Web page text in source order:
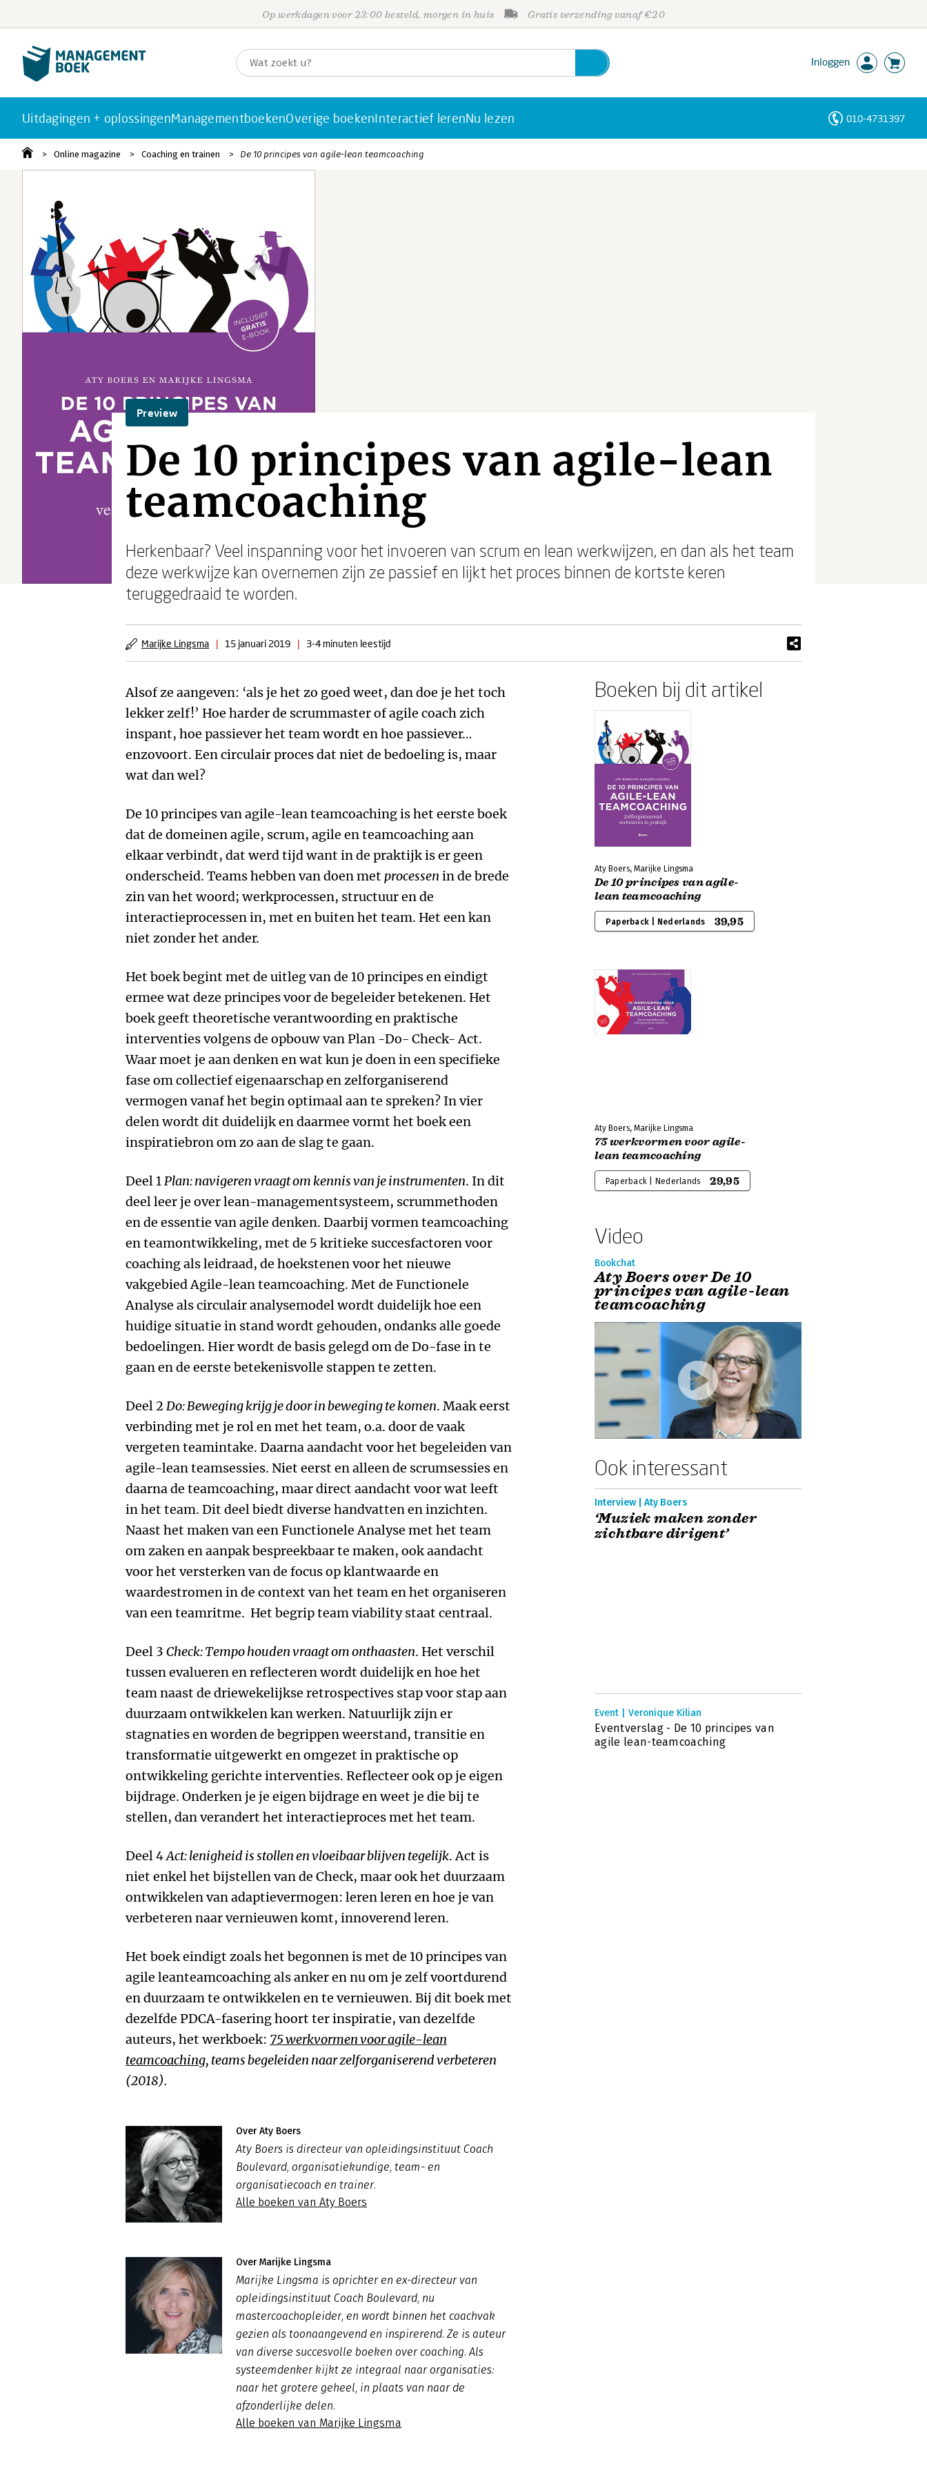
Op werkdagen voor 23:00 besteld, morgen in huis Gratis verzending vanaf €20
Inloggen
Uitdagingen + oplossingenManagementboekenOverige boekenInteractief lerenNu lezen 010-4731397
Online magazine Coaching en trainen De 10 principes van agile-lean teamcoaching
Preview
De 10 principes van agile-lean
teamcoaching
Herkenbaar? Veel inspanning voor het invoeren van scrum en lean werkwijzen, en dan als het team
deze werkwijze kan overnemen zijn ze passief en lijkt het proces binnen de kortste keren
teruggedraaid te worden.
Marijke Lingsma | 15 januari 2019 | 3-4 minuten leestijd
Alsof ze aangeven: ‘als je het zo goed weet, dan doe je het toch
lekker zelf!’ Hoe harder de scrummaster of agile coach zich
inspant, hoe passiever het team wordt en hoe passiever…
enzovoort. Een circulair proces dat niet de bedoeling is, maar
wat dan wel?
De 10 principes van agile-lean teamcoaching is het eerste boek
dat de domeinen agile, scrum, agile en teamcoaching aan
elkaar verbindt, dat werd tijd want in de praktijk is er geen
onderscheid. Teams hebben van doen met processen in de brede
zin van het woord; werkprocessen, structuur en de
interactieprocessen in, met en buiten het team. Het een kan
niet zonder het ander.
Het boek begint met de uitleg van de 10 principes en eindigt
ermee wat deze principes voor de begeleider betekenen. Het
boek geeft theoretische verantwoording en praktische
interventies volgens de opbouw van Plan -Do- Check- Act.
Waar moet je aan denken en wat kun je doen in een specifieke
fase om collectief eigenaarschap en zelforganiserend
vermogen vanaf het begin optimaal aan te spreken? In vier
delen wordt dit duidelijk en daarmee vormt het boek een
inspiratiebron om zo aan de slag te gaan.
Deel 1Plan: navigeren vraagt om kennis van je instrumenten. In dit
deel leer je over lean-managementsysteem, scrummethoden
en de essentie van agile denken. Daarbij vormen teamcoaching
en teamontwikkeling, met de 5 kritieke succesfactoren voor
coaching als leidraad, de hoekstenen voor het nieuwe
vakgebied Agile-lean teamcoaching. Met de Functionele
Analyse als circulair analysemodel wordt duidelijk hoe een
huidige situatie in stand wordt gehouden, ondanks alle goede
bedoelingen. Hier wordt de basis gelegd om de Do-fase in te
gaan en de eerste betekenisvolle stappen te zetten.
Deel 2 Do: Beweging krijg je door in beweging te komen. Maak eerst
verbinding met je rol en met het team, o.a. door de vaak
vergeten teamintake. Daarna aandacht voor het begeleiden van
agile-lean teamsessies. Niet eerst en alleen de scrumsessies en
daarna de teamcoaching, maar direct aandacht voor wat leeft
in het team. Dit deel biedt diverse handvatten en inzichten.
Naast het maken van een Functionele Analyse met het team
om zaken en aanpak bespreekbaar te maken, ook aandacht
voor het versterken van de focus op klantwaarde en
waardestromen in de context van het team en het organiseren
van een teamritme. Het begrip team viability staat centraal.
Deel 3 Check: Tempo houden vraagt om onthaasten. Het verschil
tussen evalueren en reflecteren wordt duidelijk en hoe het
team naast de driewekelijkse retrospectives stap voor stap aan
duurzaam ontwikkelen kan werken. Natuurlijk zijn er
stagnaties en worden de begrippen weerstand, transitie en
transformatie uitgewerkt en omgezet in praktische op
ontwikkeling gerichte interventies. Reflecteer ook op je eigen
bijdrage. Onderken je je eigen bijdrage en weet je die bij te
stellen, dan verandert het interactieproces met het team.
Deel 4Act: lenigheid is stollen en vloeibaar blijven tegelijk. Act is
niet enkel het bijstellen van de Check, maar ook het duurzaam
ontwikkelen van adaptievermogen: leren leren en hoe je van
verbeteren naar vernieuwen komt, innoverend leren.
Het boek eindigt zoals het begonnen is met de 10 principes van
agile leanteamcoaching als anker en nu om je zelf voortdurend
en duurzaam te ontwikkelen en te vernieuwen. Bij dit boek met
dezelfde PDCA-fasering hoort ter inspiratie, van dezelfde
auteurs, het werkboek: 75 werkvormen voor agile-lean
teamcoaching, teams begeleiden naar zelforganiserend verbeteren
(2018).
Over Aty Boers
Aty Boers is directeur van opleidingsinstituut Coach
Boulevard, organisatiekundige, team- en
organisatiecoach en trainer.
Alle boeken van Aty Boers
Over Marijke Lingsma
Marijke Lingsma is oprichter en ex-directeur van
opleidingsinstituut Coach Boulevard, nu
mastercoachopleider, en wordt binnen het coachvak
gezien als toonaangevend en inspirerend. Ze is auteur
van diverse succesvolle boeken over coaching. Als
systeemdenker kijkt ze integraal naar organisaties:
naar het grotere geheel, in plaats van naar de
afzonderlijke delen.
Alle boeken van Marijke Lingsma
Boeken bij dit artikel
Aty Boers, Marijke Lingsma
De 10 principes van agile-
lean teamcoaching
Paperback | Nederlands 39,95
Aty Boers, Marijke Lingsma
75 werkvormen voor agile-
lean teamcoaching
Paperback | Nederlands 29,95
Video
Bookchat
Aty Boers over De 10
principes van agile-lean
teamcoaching
Ook interessant
Interview | Aty Boers
‘Muziek maken zonder
zichtbare dirigent’
Event | Veronique Kilian
Eventverslag - De 10 principes van
agile lean-teamcoaching
Personen